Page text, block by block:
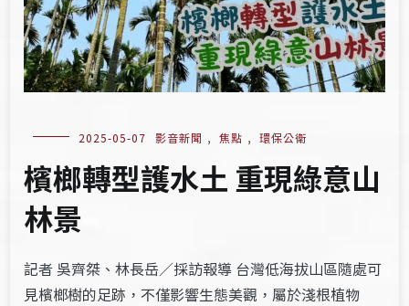
2025-05-07 影音新聞 , 焦點 , 環保公衛
檳榔轉型護水土 重現綠意山
林景
記者 吳齊桀、林長岳／採訪報導 台灣低海拔山區隨處可
見檳榔樹的足跡，不僅影響生態美觀，屬於淺根植物